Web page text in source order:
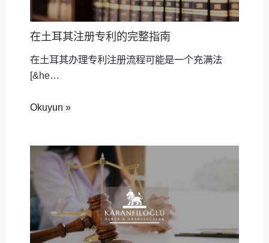
在土耳其注册专利的完整指南
在土耳其办理专利注册流程可能是一个充满法
[&he…
Okuyun »